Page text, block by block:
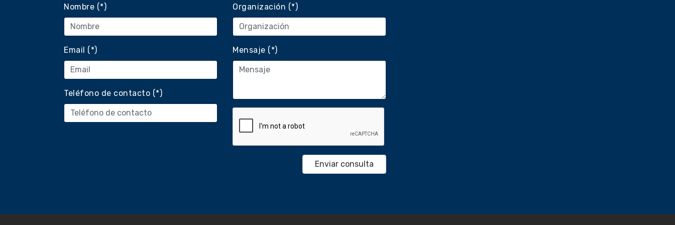
Diagnóstico por Imágenes
Establecimientos Odontológicos
Nombre (*)
Email (*)
Teléfono de contacto (*)
Organización (*)
Mensaje (*)